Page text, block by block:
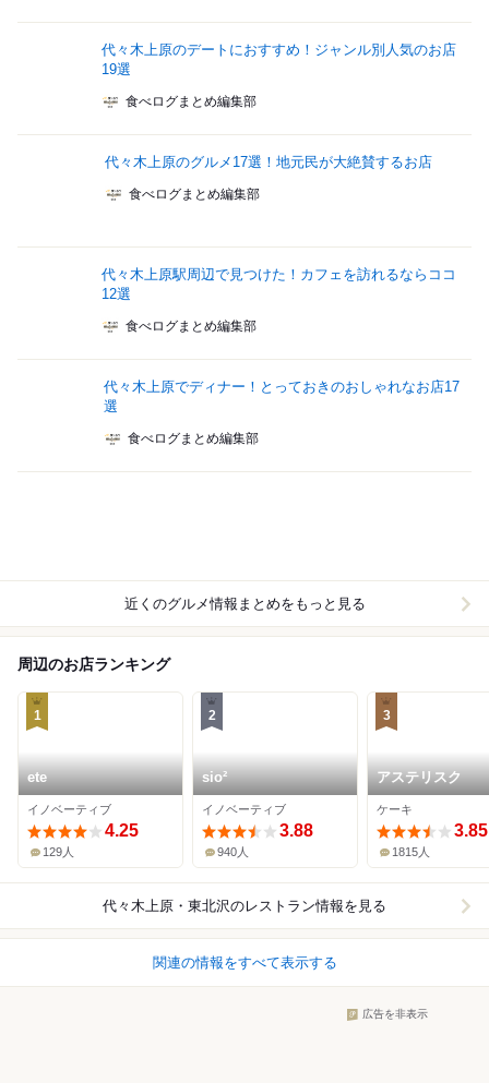
代々木上原のデートにおすすめ！ジャンル別人気のお店
19選
食べログまとめ編集部
代々木上原のグルメ17選！地元民が大絶賛するお店
食べログまとめ編集部
代々木上原駅周辺で見つけた！カフェを訪れるならココ
12選
食べログまとめ編集部
代々木上原でディナー！とっておきのおしゃれなお店17
選
食べログまとめ編集部
近くのグルメ情報まとめをもっと見る
周辺のお店ランキング
1
ete
イノベーティブ
4.25
129人
2
sio²
イノベーティブ
3.88
940人
3
アステリスク
ケーキ
3.85
1815人
代々木上原・東北沢のレストラン情報を見る
関連の情報をすべて表示する
広告を非表示